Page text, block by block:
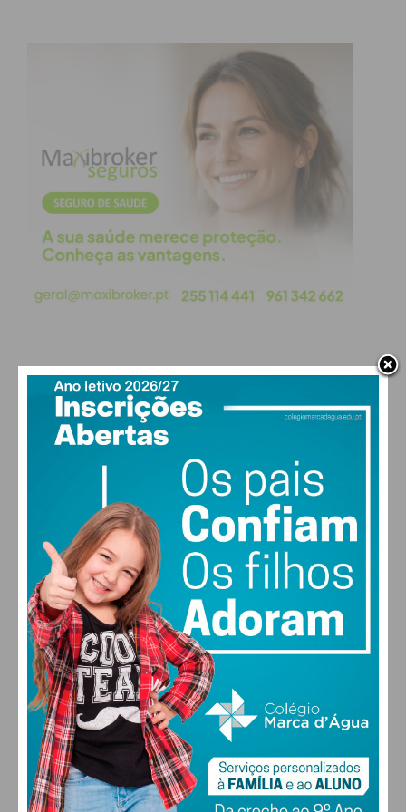
Imediato
Assine nossa newsletter por e-mail e
obtenha de forma regular a informação
atualizada.
Eu li e concordo com os
condições
PAÇOS DE FERREIRA
22°
vento: 1m/s O
MAX 22 • MIN 22
22°
SEX
28
SÁB
27°
DOM
29
SEG
FARMACIAS DE SERVIÇO EM PAÇOS DE
FERREIRA